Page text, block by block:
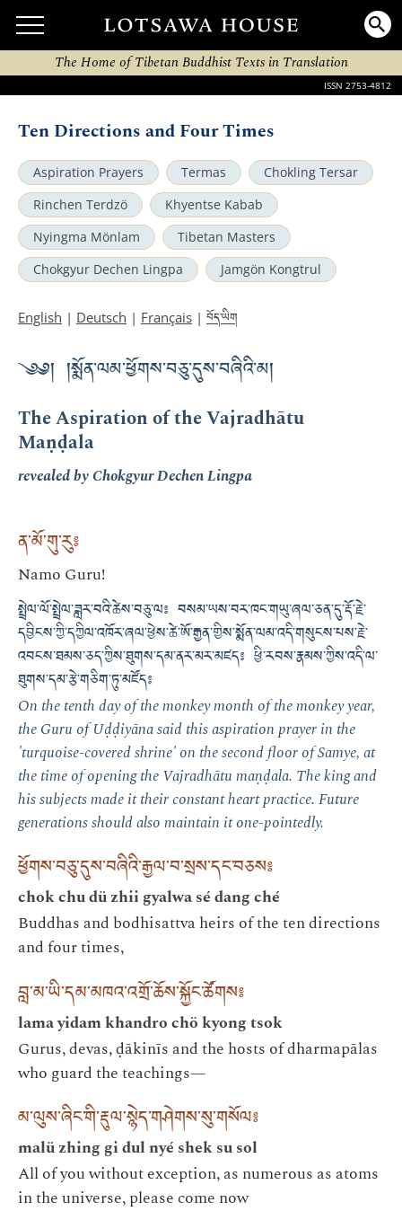
The Home of Tibetan Buddhist Texts in Translation
ISSN 2753-4812
Ten Directions and Four Times
Aspiration Prayers Termas
Chokling Tersar
Rinchen Terdzö
Khyentse Kabab
Nyingma Mönlam
Tibetan Masters
Chokgyur Dechen Lingpa
Jamgön Kongtrul
English | Deutsch | Français | བོད་ཡིག
༄༅། །སྨོན་ལམ་ཕྱོགས་བཅུ་དུས་བཞིའི་མ།
The Aspiration of the Vajradhātu
Maṇḍala
revealed by Chokgyur Dechen Lingpa
ན་མོ་གུ་རུ༔
Namo Guru!
སྤྲེལ་ལོ་སྤྲེལ་ཟླར་བའི་ཚེས་བཅུ་ལ༔ བསམ་ཡས་བར་ཁང་གཡུ་ཞལ་ཅན་དུ་རྡོ་རྗེ་
དབྱིངས་ཀྱི་དཀྱིལ་འཁོར་ཞལ་ཕྱེས་ཚེ་ཨོ་རྒྱན་གྱིས་སྨོན་ལམ་འདི་གསུངས་པས་རྗེ་
འབངས་ཐམས་ཅད་ཀྱིས་ཐུགས་དམ་ནར་མར་མཛད༔ ཕྱི་རབས་རྣམས་ཀྱིས་འདི་ལ་
ཐུགས་དམ་རྩེ་གཅིག་ཏུ་མཛོད༔
On the tenth day of the monkey month of the monkey year,
the Guru of Uḍḍiyāna said this aspiration prayer in the
'turquoise-covered shrine' on the second floor of Samye, at
the time of opening the Vajradhātu maṇḍala. The king and
his subjects made it their constant heart practice. Future
generations should also maintain it one-pointedly.
ཕྱོགས་བཅུ་དུས་བཞིའི་རྒྱལ་བ་སྲས་དང་བཅས༔
chok chu dü zhii gyalwa sé dang ché
Buddhas and bodhisattva heirs of the ten directions
and four times,
བླ་མ་ཡི་དམ་མཁའ་འགྲོ་ཆོས་སྐྱོང་ཚོགས༔
lama yidam khandro chö kyong tsok
Gurus, devas, ḍākinīs and the hosts of dharmapālas
who guard the teachings—
མ་ལུས་ཞིང་གི་རྡུལ་སྙེད་གཤེགས་སུ་གསོལ༔
malü zhing gi dul nyé shek su sol
All of you without exception, as numerous as atoms
in the universe, please come now